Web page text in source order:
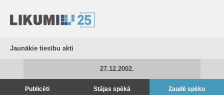
Jaunākie tiesību akti
27.12.2002.
Publicēti Stājas spēkā Zaudē spēku